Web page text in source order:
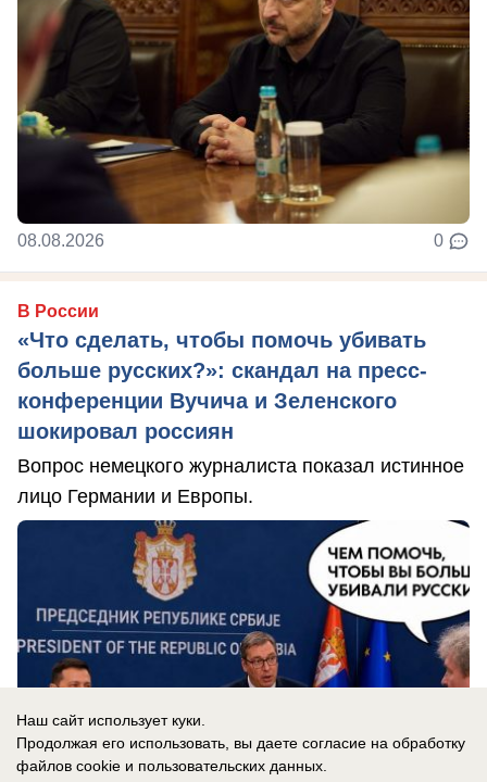
08.08.2026 0
В России
«Что сделать, чтобы помочь убивать
больше русских?»: скандал на пресс-
конференции Вучича и Зеленского
шокировал россиян
Вопрос немецкого журналиста показал истинное
лицо Германии и Европы.
Наш сайт использует куки.
Продолжая его использовать, вы даете согласие на обработку
файлов cookie и пользовательских данных.